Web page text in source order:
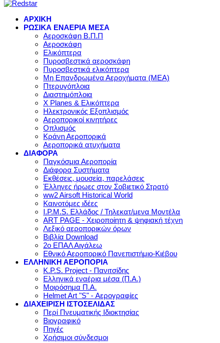
ΑΡΧΙΚΗ
ΡΩΣΙΚΑ ΕΝΑΕΡΙΑ ΜΕΣΑ
Αεροσκάφη Β.Π.Π
Αεροσκάφη
Ελικόπτερα
Πυροσβεστικά αεροσκάφη
Πυροσβεστικά ελικόπτερα
Μη Επανδρωμένα Αεροχήματα (ΜΕΑ)
Πτερυγόπλοια
Διαστημόπλοια
X Planes & Ελικόπτερα
Ηλεκτρονικός Εξοπλισμός
Αεροπορικοί κινητήρες
Οπλισμός
Κράνη Αεροπορικά
Αεροπορικά ατυχήματα
ΔΙΑΦΟΡΑ
Παγκόσμια Αεροπορία
Διάφορα Συστήματα
Εκθέσεις, μουσεία, παρελάσεις
Έλληνες ήρωες στον Σοβιετικό Στρατό
ww2 Airsoft Historical World
Καινοτόμες ιδέες
I.P.M.S. Ελλάδος / Τηλεκατ/μενα Μοντέλα
ART PAGE - Χειροποίητη & ψηφιακή τέχνη
Λεξικό αεροπορικών όρων
Βιβλία Download
2ο ΕΠΑΛ Αιγάλεω
Εθνικό Αεροπορικό Πανεπιστήμιο-Κιέβου
ΕΛΛΗΝΙΚΗ ΑΕΡΟΠΟΡΙΑ
K.P.S. Project - Πανιτσίδης
Ελληνικά εναέρια μέσα (Π.Α.)
Μοιρόσημα Π.Α.
Helmet Art "S" - Αερογραφίες
ΔΙΑΧΕΙΡΙΣΗ ΙΣΤΟΣΕΛΙΔΑΣ
Περί Πνευματικής Ιδιοκτησίας
Βιογραφικό
Πηγές
Χρήσιμοι σύνδεσμοι